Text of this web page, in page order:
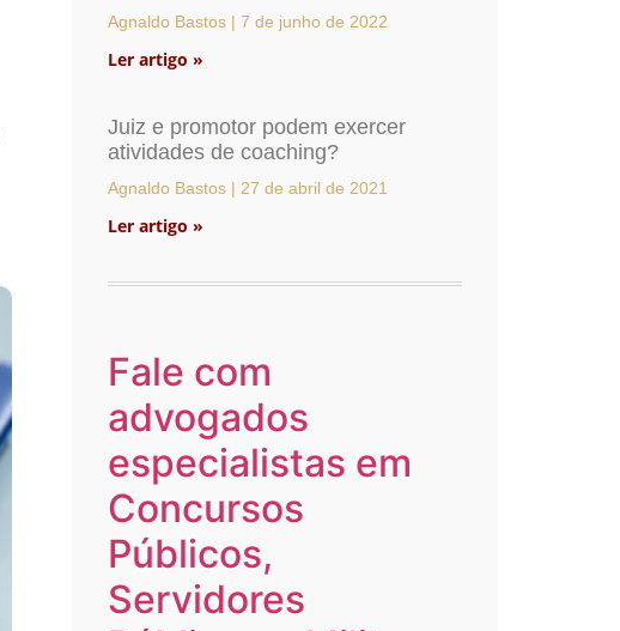
Agnaldo Bastos 7 de junho de 2022
Ler artigo »
Juiz e promotor podem exercer
atividades de coaching?
Agnaldo Bastos 27 de abril de 2021
Ler artigo »
Fale com
advogados
especialistas em
Concursos
Públicos,
Servidores